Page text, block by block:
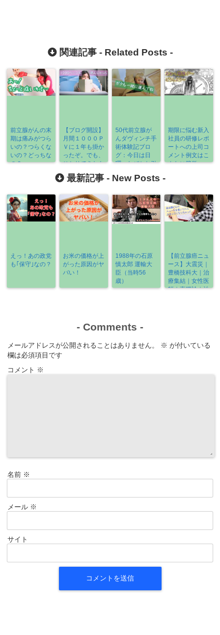
関連記事 - Related Posts -
前立腺がんの末
期は痛みがつら
いの？つらくな
いの？どっちな
の？
【ブログ開設】
月間１０００Ｐ
Ｖに１年も掛か
ったぞ。でも、
ひとりできたも
ん！
50代前立腺が
んダヴィンチ手
術体験記ブロ
グ：今日は日
曜、なぜかお引
先輩
期限に悩む新入
社員の研修レポ
ートへの上司コ
メント例文はこ
んなに簡単
最新記事 - New Posts -
えっ！あの政党
も｢保守｣なの？
お米の価格が上
がった原因がヤ
バい！
1988年の石原
慎太郎 運輸大
臣（当時56
歳）
【前立腺癌ニュ
ース】大震災｜
豊橋技科大｜治
療集結｜女性医
師｜直腸診｜治
- Comments -
メールアドレスが公開されることはありません。 ※ が付いている
欄は必須項目です
コメント ※
名前 ※
メール ※
サイト